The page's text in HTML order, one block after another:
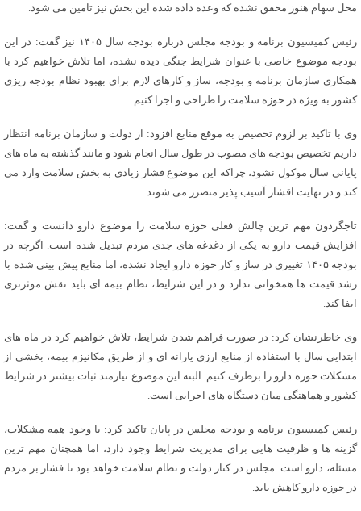
محل سهام هنوز محقق نشده که وعده داده شده این بخش نیز تامین می شود.
رئیس کمیسیون برنامه و بودجه مجلس درباره بودجه سال ۱۴۰۵ نیز گفت: در این
بودجه موضوع خاصی با عنوان شرایط جنگی دیده نشده، اما تلاش خواهیم کرد با
همکاری سازمان برنامه و بودجه، ساز و کارهای لازم برای بهبود نظام بودجه ریزی
کشور به ویژه در حوزه سلامت را طراحی و اجرا کنیم.
وی با تاکید بر لزوم تخصیص به موقع منابع افزود: از دولت و سازمان برنامه انتظار
داریم تخصیص بودجه های مصوب در طول سال انجام شود و مانند گذشته به ماه های
پایانی سال موکول نشود، چراکه این موضوع فشار زیادی به بخش سلامت وارد می
کند و در نهایت اقشار آسیب پذیر متضرر می شوند.
تاجگردون مهم ترین چالش فعلی حوزه سلامت را موضوع دارو دانست و گفت:
افزایش قیمت دارو به یکی از دغدغه های جدی مردم تبدیل شده است. اگرچه در
بودجه ۱۴۰۵ تغییری در ساز و کار حوزه دارو ایجاد نشده، اما منابع پیش بینی شده با
رشد قیمت ها همخوانی ندارد و در این شرایط، نظام بیمه ای باید نقش موثرتری
ایفا کند.
وی خاطرنشان کرد: در صورت فراهم شدن شرایط، تلاش خواهیم کرد در ماه های
ابتدایی سال با استفاده از منابع ارزی یارانه ای و از طریق مکانیزم بیمه، بخشی از
مشکلات حوزه دارو را برطرف کنیم. البته این موضوع نیازمند ثبات بیشتر در شرایط
کشور و هماهنگی میان دستگاه های اجرایی است.
رئیس کمیسیون برنامه و بودجه مجلس در پایان تاکید کرد: با وجود همه مشکلات،
گزینه ها و ظرفیت هایی برای مدیریت شرایط وجود دارد، اما همچنان مهم ترین
مسئله، دارو است. مجلس در کنار دولت و نظام سلامت خواهد بود تا فشار بر مردم
در حوزه دارو کاهش یابد.